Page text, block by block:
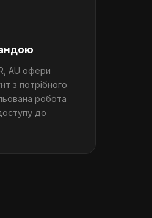
AU офери
з потрібного
робота
до